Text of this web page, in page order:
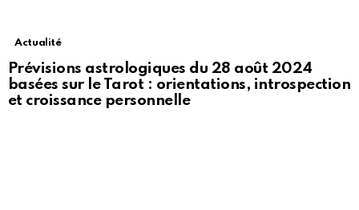
Actualité
Prévisions astrologiques du 28 août 2024
basées sur le Tarot : orientations, introspection
et croissance personnelle